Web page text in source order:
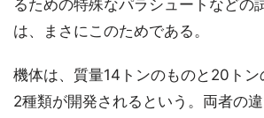
るための特殊なパラシュートなどの
は、まさにこのためである。
機体は、質量14トンのものと20トン
2種類が開発されるという。両者の